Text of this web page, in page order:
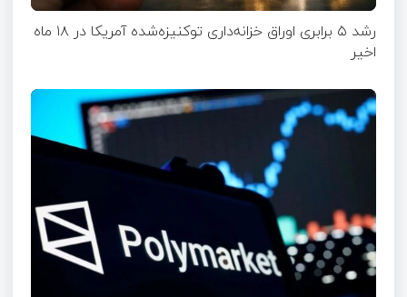
رشد ۵ برابری اوراق خزانه‌داری توکنیزه‌شده آمریکا در ۱۸ ماه
اخیر